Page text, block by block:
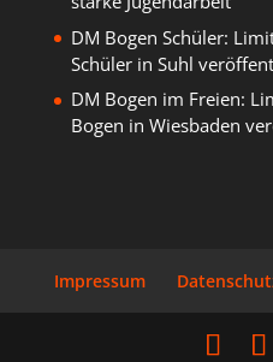
DM Bogen Schüler:
Schüler in Suhl
DM Bogen im Freien:
Bogen in Wiesbaden
Impressum